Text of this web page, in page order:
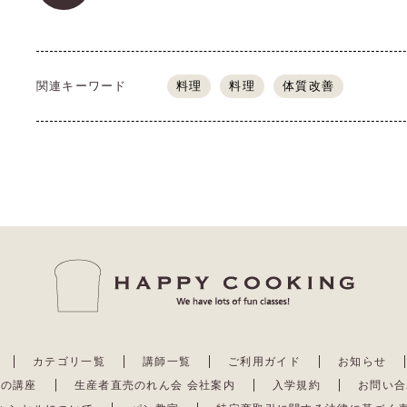
関連キーワード 料理 料理 体質改善
カテゴリ一覧 講師一覧 ご利用ガイド お知らせ
講座
生産者直売のれん会 会社案内 入学規約
お問い